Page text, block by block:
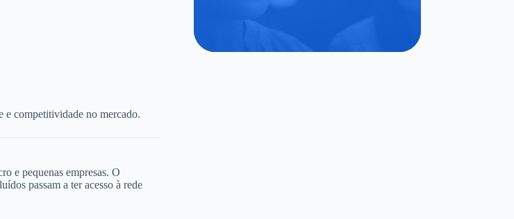
e competitividade no mercado.
e pequenas empresas. O
passam a ter acesso à rede